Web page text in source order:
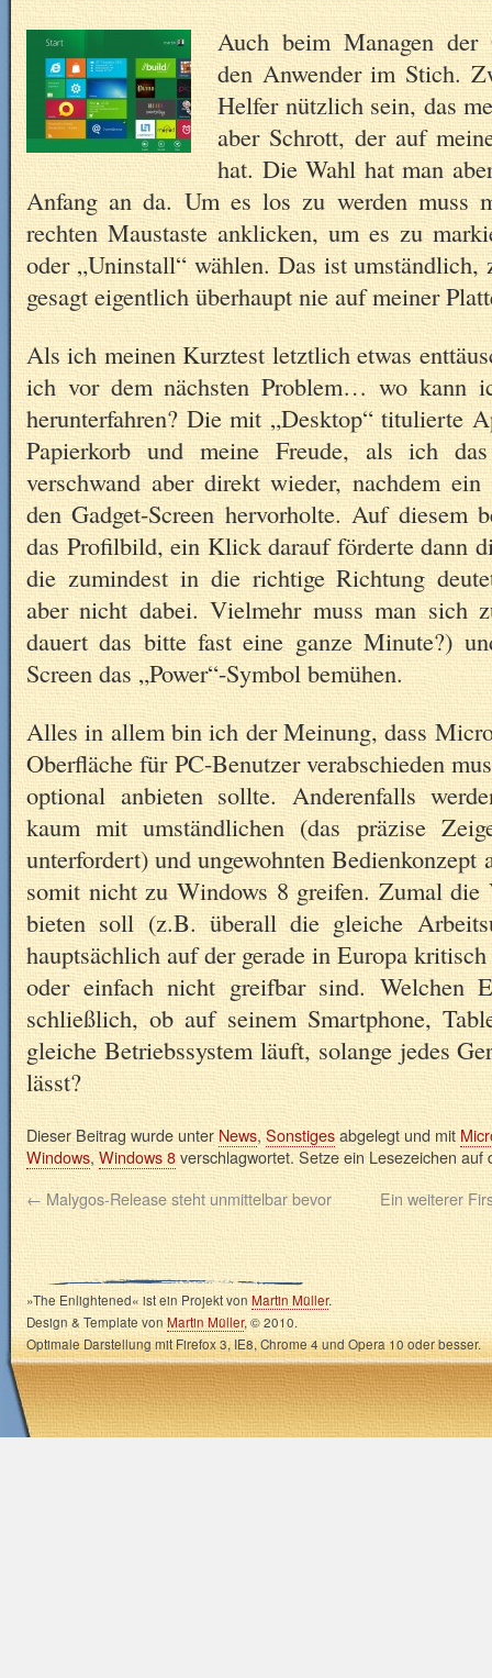
Auch beim Managen der
den Anwender im Stich.
Helfer nützlich sein, das
aber Schrott, der auf
hat. Die Wahl hat man
Anfang an da. Um es los zu werden muss
rechten Maustaste anklicken, um es zu
oder „Uninstall“ wählen. Das ist
gesagt eigentlich überhaupt nie auf meiner
Als ich meinen Kurztest letztlich etwas
ich vor dem nächsten Problem… wo kann
herunterfahren? Die mit „Desktop“ titulierte
Papierkorb und meine Freude, als ich
verschwand aber direkt wieder, nachdem
den Gadget-Screen hervorholte. Auf diesem
das Profilbild, ein Klick darauf förderte dann
die zumindest in die richtige Richtung
aber nicht dabei. Vielmehr muss man sich
dauert das bitte fast eine ganze Minute?)
Screen das „Power“-Symbol bemühen.
Alles in allem bin ich der Meinung, dass
Oberfläche für PC-Benutzer verabschieden
optional anbieten sollte. Anderenfalls
kaum mit umständlichen (das präzise
unterfordert) und ungewohnten Bedienkonzept
somit nicht zu Windows 8 greifen. Zumal
bieten soll (z.B. überall die gleiche
hauptsächlich auf der gerade in Europa
oder einfach nicht greifbar sind. Welchen
schließlich, ob auf seinem Smartphone,
gleiche Betriebssystem läuft, solange jedes
lässt?
Dieser Beitrag wurde unterNews,Sonstigesabgelegt und mit
Windows,Windows 8verschlagwortet. Setze ein Lesezeichen auf
← Malygos-Release steht unmittelbar bevor Ein weiterer
»The Enlightened« ist ein Projekt vonMartin Müller.
Design & Template vonMartin Müller, © 2010.
Optimale Darstellung mit Firefox 3, IE8, Chrome 4 und Opera 10 oder besser.